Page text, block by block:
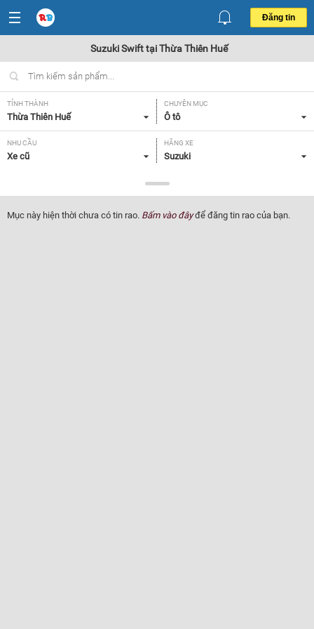
Đăng tin
Suzuki Swift tại Thừa Thiên Huế
TỈNH THÀNH
Thừa Thiên Huế
CHUYÊN MỤC
Ô tô
NHU CẦU
Xe cũ
HÃNG XE
Suzuki
Swift
NĂM SẢN XUẤT
Tất cả
GIÁ XE XUẤT XỨ
Mục này hiện thời chưa có tin rao. Bấm vào đâyđể đăng tin rao của bạn.